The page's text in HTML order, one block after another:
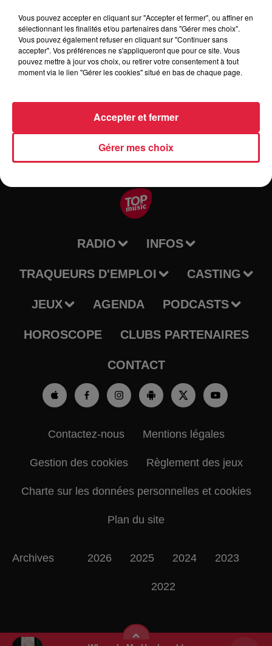
excentricités pour vous proposer un spectacle musical en
live et en français, reprenant au piano-voix des standards de
la “belle époque” jusqu’à la scène actuelle en passant par
les années 80.
RADIO INFOS
TRAQUEURS D'EMPLOI CASTING
JEUX AGENDA PODCASTS
HOROSCOPE CLUBS PARTENAIRES
CONTACT
Contactez-nous Mentions légales
Gestion des cookies Règlement des jeux
Charte sur les données personnelles et cookies
Plan du site
Archives 2026 2025 2024 2023
2022
Vous pouvez accepter en cliquant sur "Accepter et fermer", ou affiner en
sélectionnant les finalités et/ou partenaires dans "Gérer mes choix".
Vous pouvez également refuser en cliquant sur "Continuer sans
accepter". Vos préférences ne s'appliqueront que pour ce site. Vous
pouvez mettre à jour vos choix, ou retirer votre consentement à tout
moment via le lien "Gérer les cookies" situé en bas de chaque page.
Gérer mes choix
Accepter et fermer